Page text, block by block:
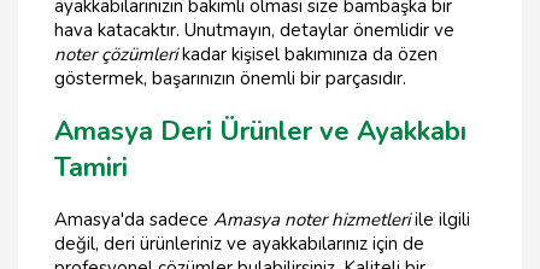
ayakkabılarınızın bakımlı olması size bambaşka bir
hava katacaktır. Unutmayın, detaylar önemlidir ve
noter çözümlerikadar kişisel bakımınıza da özen
göstermek, başarınızın önemli bir parçasıdır.
Amasya Deri Ürünler ve Ayakkabı
Tamiri
Amasya'da sadece Amasya noter hizmetleriile ilgili
değil, deri ürünleriniz ve ayakkabılarınız için de